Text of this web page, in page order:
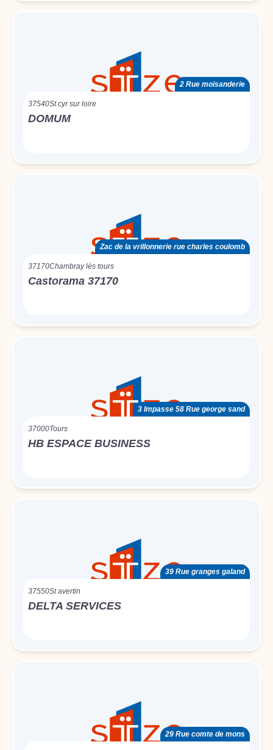
2 Rue moisanderie
37540St cyr sur loire
DOMUM
Zac de la vrillonnerie rue charles coulomb
37170Chambray lès tours
Castorama 37170
3 Impasse 58 Rue george sand
37000Tours
HB ESPACE BUSINESS
39 Rue granges galand
37550St avertin
DELTA SERVICES
29 Rue comte de mons